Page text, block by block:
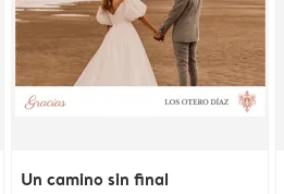
Un camino sin final